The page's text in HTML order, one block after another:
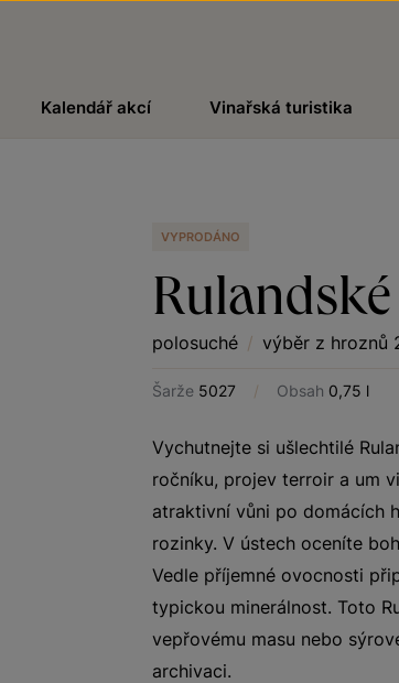
Kalendář akcí Vinařská turistika
VYPRODÁNO
polosuché / výběr z hroznů
Šarže 5027 / Obsah 0,75 l
Vychutnejte si ušlechtilé
ročníku, projev terroir a um
atraktivní vůni po domácích
rozinky. V ústech oceníte
Vedle příjemné ovocnosti
typickou minerálnost. Toto
vepřovému masu nebo
archivaci.